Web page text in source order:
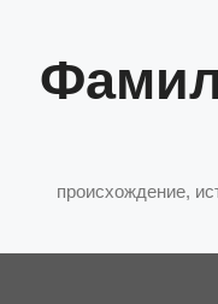
содержимому
происхождение,